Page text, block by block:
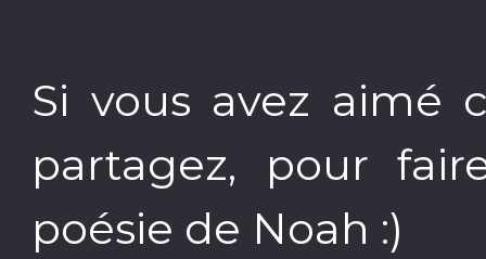
Si vous avez aimé
partagez, pour
poésie de Noah :)